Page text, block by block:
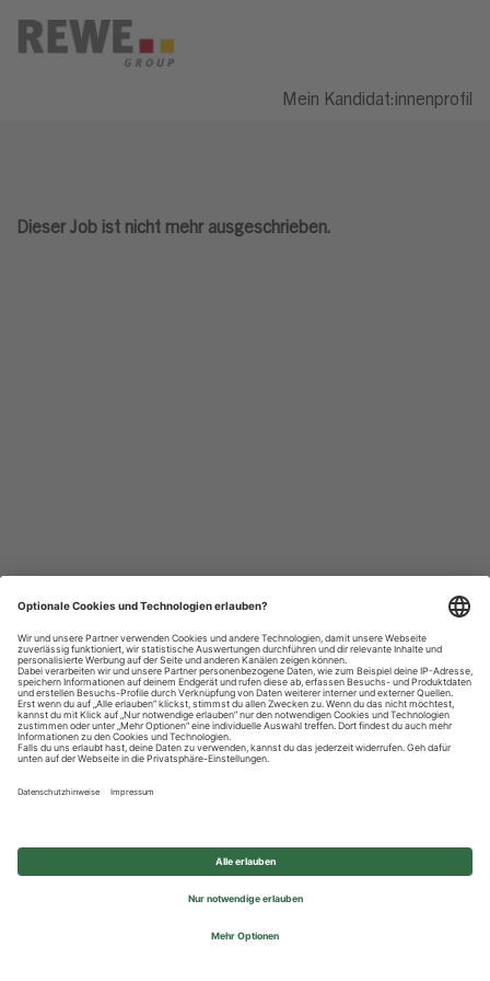
Mein Kandidat:innenprofil
Dieser Job ist nicht mehr ausgeschrieben.
Datenschutzhinweise
Impressum
Privatsphäre-Einstellungen
© 2026 REWE Group - All rights reserved